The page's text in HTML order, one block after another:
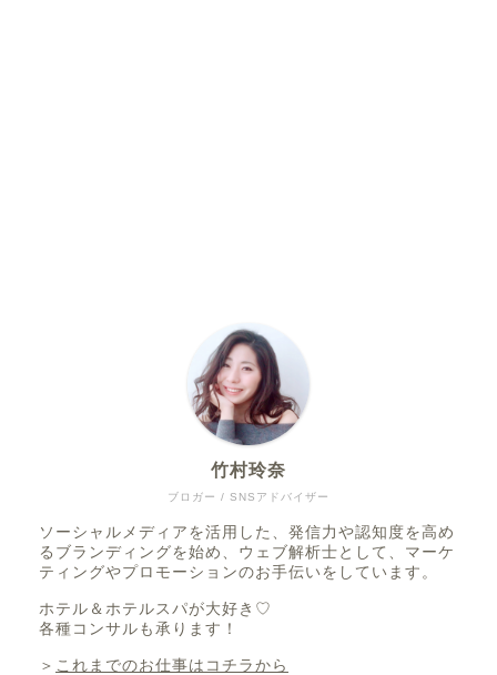
ブロガー / SNSアドバイザー
竹村玲奈
ソーシャルメディアを活用した、発信力や認知度を高め
るブランディングを始め、ウェブ解析士として、マーケ
ティングやプロモーションのお手伝いをしています。
ホテル＆ホテルスパが大好き♡
各種コンサルも承ります！
＞ これまでのお仕事はコチラから